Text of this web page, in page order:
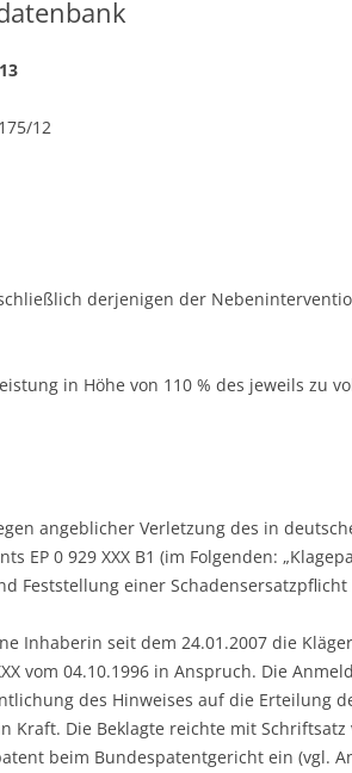
12
derjenigen der
in Höhe von 110 % des jeweils zu
angeblicher Verletzung des in
EP 0 929 XXX B1 (im Folgenden:
Feststellung einer
Inhaberin seit dem 24.01.2007 die
vom 04.10.1996 in Anspruch. Die
des Hinweises auf die Erteilung
Kraft. Die Beklagte reichte mit Schriftsatz
beim Bundespatentgericht ein (vgl.